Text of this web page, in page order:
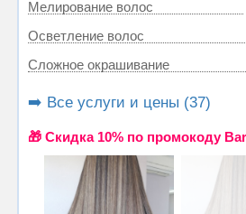
Мелирование волос
Осветление волос
Сложное окрашивание
➡️ Все услуги и цены (37)
🎁 Cкидка 10% по промокоду